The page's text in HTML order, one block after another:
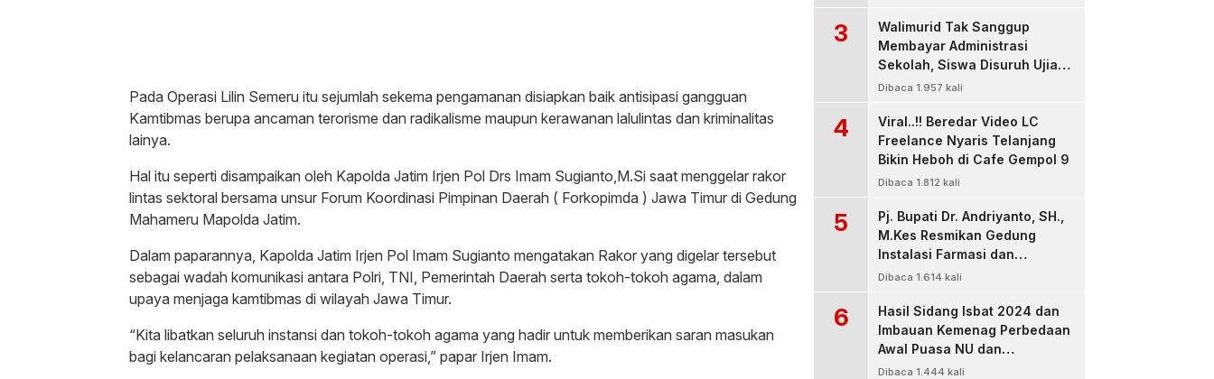
Pada Operasi Lilin Semeru itu sejumlah sekema pengamanan disiapkan baik antisipasi gangguan
Kamtibmas berupa ancaman terorisme dan radikalisme maupun kerawanan lalulintas dan kriminalitas
lainya.
Hal itu seperti disampaikan oleh Kapolda Jatim Irjen Pol Drs Imam Sugianto,M.Si saat menggelar rakor
lintas sektoral bersama unsur Forum Koordinasi Pimpinan Daerah ( Forkopimda ) Jawa Timur di Gedung
Mahameru Mapolda Jatim.
Dalam paparannya, Kapolda Jatim Irjen Pol Imam Sugianto mengatakan Rakor yang digelar tersebut
sebagai wadah komunikasi antara Polri, TNI, Pemerintah Daerah serta tokoh-tokoh agama, dalam
upaya menjaga kamtibmas di wilayah Jawa Timur.
“Kita libatkan seluruh instansi dan tokoh-tokoh agama yang hadir untuk memberikan saran masukan
bagi kelancaran pelaksanaan kegiatan operasi,” papar Irjen Imam.
3
Walimurid Tak Sanggup
Membayar Administrasi
Sekolah, Siswa Disuruh Ujian
di Luar Kelas
Dibaca 1.957 kali
4
Viral..!! Beredar Video LC
Freelance Nyaris Telanjang
Bikin Heboh di Cafe Gempol 9
Dibaca 1.812 kali
5
Pj. Bupati Dr. Andriyanto, SH.,
M.Kes Resmikan Gedung
Instalasi Farmasi dan
Dropzone IGD, RSUD Bangil
Dibaca 1.614 kali
6
Hasil Sidang Isbat 2024 dan
Imbauan Kemenag Perbedaan
Awal Puasa NU dan
Muhamadiyah
Dibaca 1.444 kali